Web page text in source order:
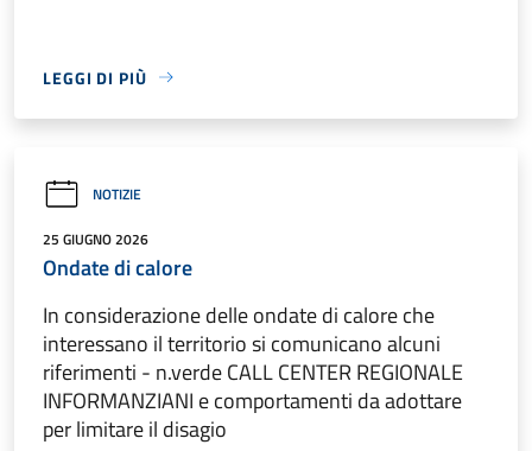
LEGGI DI PIÙ
NOTIZIE
25 GIUGNO 2026
Ondate di calore
In considerazione delle ondate di calore che
interessano il territorio si comunicano alcuni
riferimenti - n.verde CALL CENTER REGIONALE
INFORMANZIANI e comportamenti da adottare
per limitare il disagio